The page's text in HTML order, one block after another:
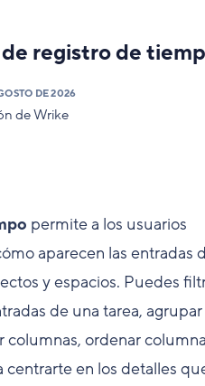
registro de
DE 2026
de Wrike
permite a los usuarios
aparecen las entradas
y espacios. Puedes
de una tarea,
ordenar
centrarte en los detalles